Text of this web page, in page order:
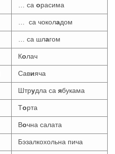
… са орасима
… са чоколадом
… са шлагом
Колач
Савияча
Штрудла са ябукама
Торта
Вочна салата
Бэзалкохольна пича